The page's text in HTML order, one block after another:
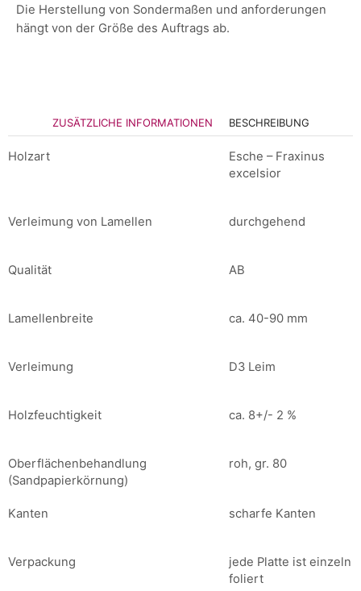
Die Herstellung von Sondermaßen und anforderungen
hängt von der Größe des Auftrags ab.
ZUSÄTZLICHE INFORMATIONEN BESCHREIBUNG
Holzart
Esche – Fraxinus
excelsior
Verleimung von Lamellen durchgehend
Qualität AB
Lamellenbreite ca. 40-90 mm
Verleimung D3 Leim
Holzfeuchtigkeit ca. 8+/- 2 %
Oberflächenbehandlung
(Sandpapierkörnung)
roh, gr. 80
Kanten scharfe Kanten
Verpackung
jede Platte ist einzeln
foliert